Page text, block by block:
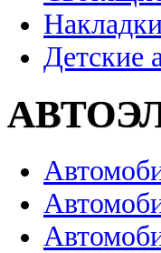
Детские